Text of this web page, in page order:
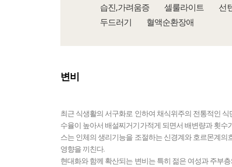
습진,가려움증
셀룰라이트 선
두드러기
혈액순환장애
변비
최근 식생활의 서구화로 인하여 채식위주의 전통적인
수율이 높아서 배설찌거기가적게 되면서 배변량과 횟
스는 인체의 생리기능을 조절하는 신경계와 호르몬계
영향을 끼친다.
현대화와 함께 확산되는 변비는 특히 젊은 여성과 주부